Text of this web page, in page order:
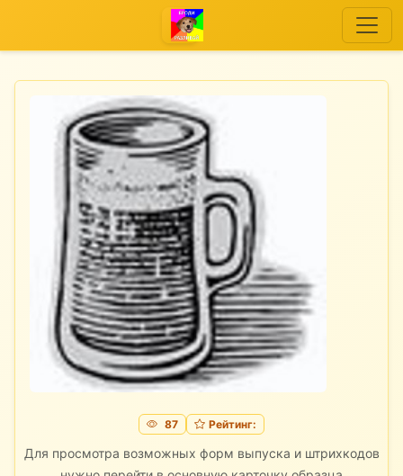
87 Рейтинг:
Для просмотра возможных форм выпуска и штрихкодов